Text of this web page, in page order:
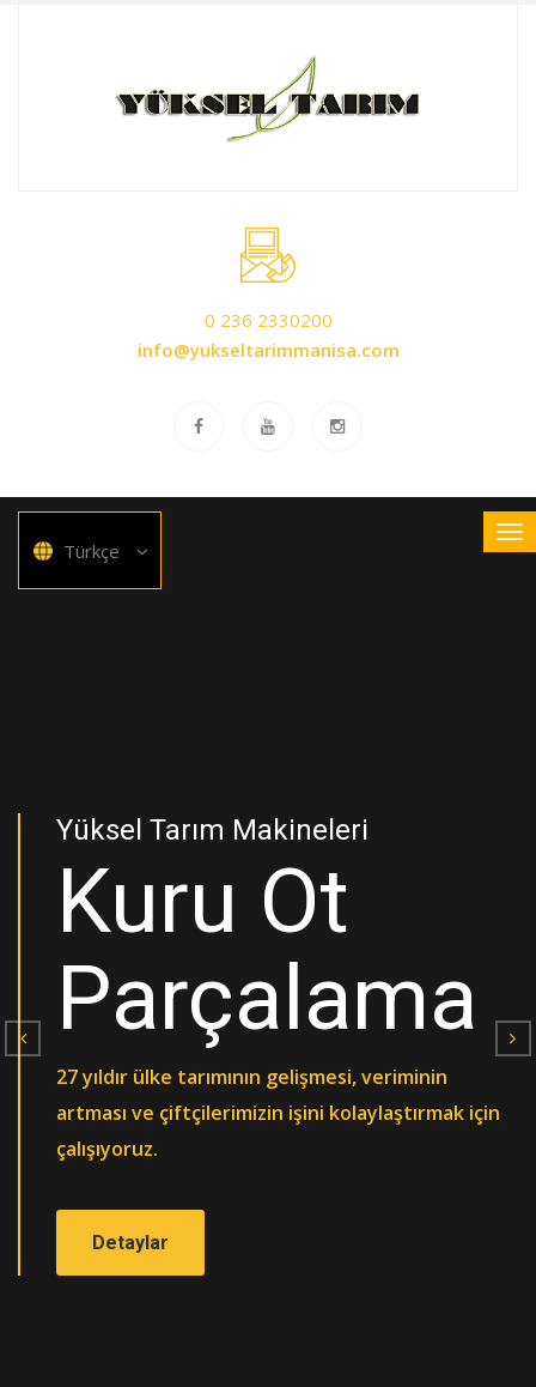
0 236 2330200
info@yukseltarimmanisa.com
Türkçe
Yüksel Tarım Makineleri
Kuru Ot
Parçalama
27 yıldır ülke tarımının gelişmesi, veriminin
artması ve çiftçilerimizin işini kolaylaştırmak için
çalışıyoruz.
Detaylar
Önceki